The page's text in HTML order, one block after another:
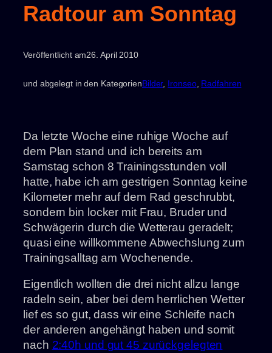
Radtour am Sonntag
Veröffentlicht am26. April 2010
und abgelegt in den KategorienBilder, Ironseo, Radfahren
Da letzte Woche eine ruhige Woche auf
dem Plan stand und ich bereits am
Samstag schon 8 Trainingsstunden voll
hatte, habe ich am gestrigen Sonntag keine
Kilometer mehr auf dem Rad geschrubbt,
sondern bin locker mit Frau, Bruder und
Schwägerin durch die Wetterau geradelt;
quasi eine willkommene Abwechslung zum
Trainingsalltag am Wochenende.
Eigentlich wollten die drei nicht allzu lange
radeln sein, aber bei dem herrlichen Wetter
lief es so gut, dass wir eine Schleife nach
der anderen angehängt haben und somit
nach 2:40h und gut 45 zurückgelegten